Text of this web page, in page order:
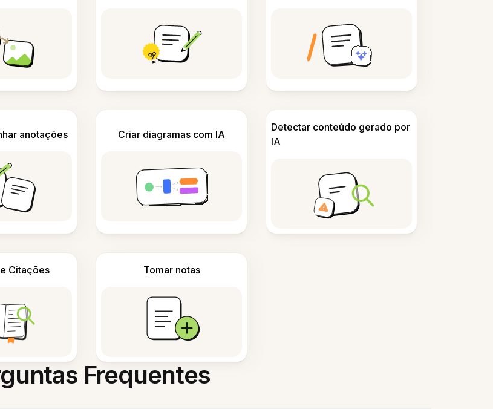
anotações Criar diagramas com IA
Detectar conteúdo gerado por
IA
Citações Tomar notas
Frequentes